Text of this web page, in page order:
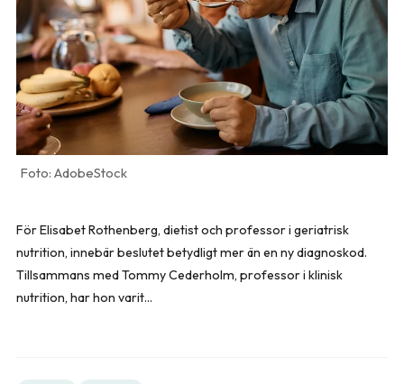
AdobeStock
För Elisabet Rothenberg, dietist och professor i geriatrisk
nutrition, innebär beslutet betydligt mer än en ny diagnoskod.
Tillsammans med Tommy Cederholm, professor i klinisk
nutrition, har hon varit...